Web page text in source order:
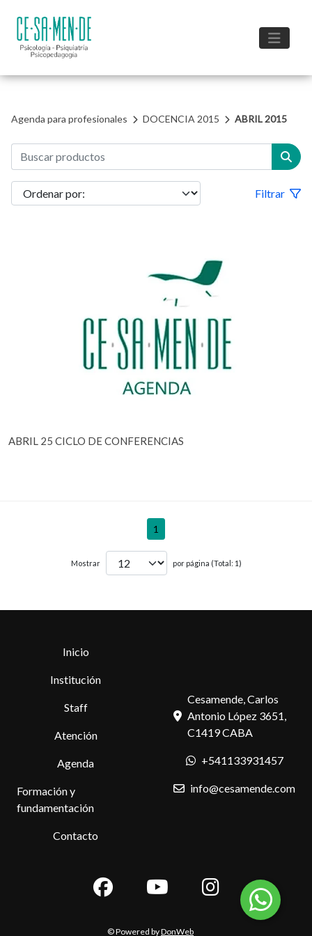
Agenda para profesionales DOCENCIA 2015 ABRIL 2015
Filtrar
ABRIL 25 CICLO DE CONFERENCIAS
1
Mostrar por página (Total: 1)
Inicio
Institución
Staff
Atención
Agenda
Formación y
fundamentación
Contacto
Cesamende, Carlos
Antonio López 3651,
C1419 CABA
+541133931457
info@cesamende.com
© Powered byDonWeb